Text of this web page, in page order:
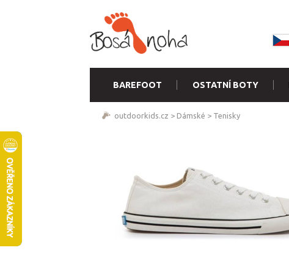
BAREFOOT OSTATNÍ BOTY
outdoorkids.cz > Dámské > Tenisky